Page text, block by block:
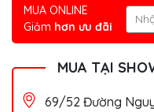
MUA ONLINE
Giảm hơn ưu đãi
MUA TẠI
69/52 Đường